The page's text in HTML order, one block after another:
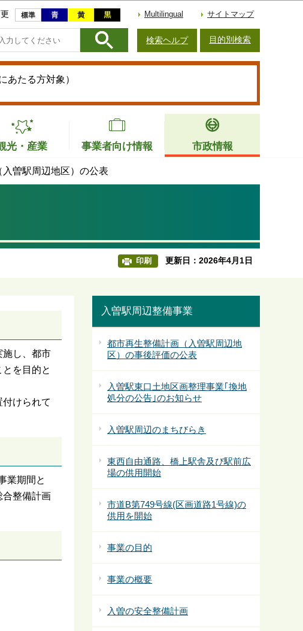
Multilingual サイトマップ
検索ヘルプ 目的別検索
あたる方対象）
光・産業 事業者向け情報 市政情報
曽駅周辺地区）の公表
印刷 更新日：2026年4月1日
施し、都市
を目的と
けられて
業期間と
合整備計画
入曽駅周辺整備事業
都市再生整備計画（入曽駅周辺地
区）の事後評価の公表
入曽駅東口土地区画整理事業｢換地
処分の公告｣のお知らせ
入曽駅周辺のまちびらき
東西自由通路、橋上駅舎及び駅前広
場の供用開始
市道B第749号線(区画道路1号線)の
供用を開始
事業の目的
事業の概要
入曽の安全整備計画